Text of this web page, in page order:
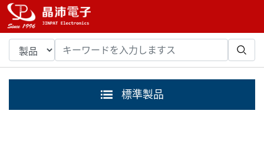
標準製品